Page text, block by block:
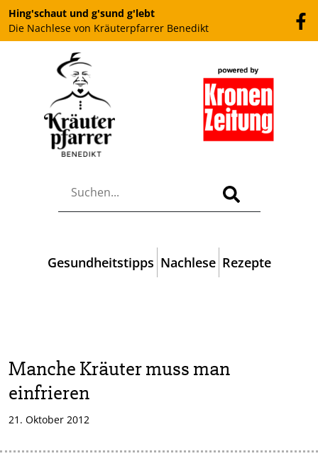
Hing'schaut und g'sund g'lebt
Die Nachlese von Kräuterpfarrer Benedikt
Gesundheitstipps Nachlese Rezepte
Manche Kräuter muss man
einfrieren
21. Oktober 2012